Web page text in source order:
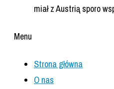
miał z Austrią sporo
Menu
Strona główna
O nas